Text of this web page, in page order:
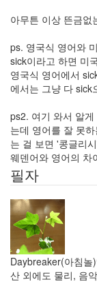
아무튼 이상 뜬금없
ps. 영국식 영어와
sick이라고 하면 미
영국식 영어에서
에서는 그냥 다 sick
ps2. 여기 와서 알
는데 영어를 잘 못
는 걸 보면 '콩글리
웨덴어와 영어의 차
필자
Daybreaker(아침놀
산 외에도 물리, 음